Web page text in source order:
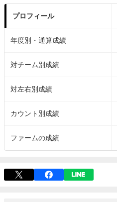
プロフィール
年度別・通算成績
対チーム別成績
対左右別成績
カウント別成績
ファームの成績